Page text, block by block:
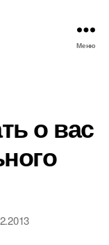
Меню
о вас